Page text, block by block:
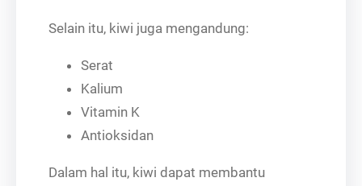
Selain itu, kiwi juga mengandung:
Serat
Kalium
Vitamin K
Antioksidan
Dalam hal itu, kiwi dapat membantu